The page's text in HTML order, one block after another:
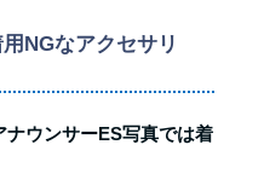
NGなアクセサリ
ウンサーES写真では着